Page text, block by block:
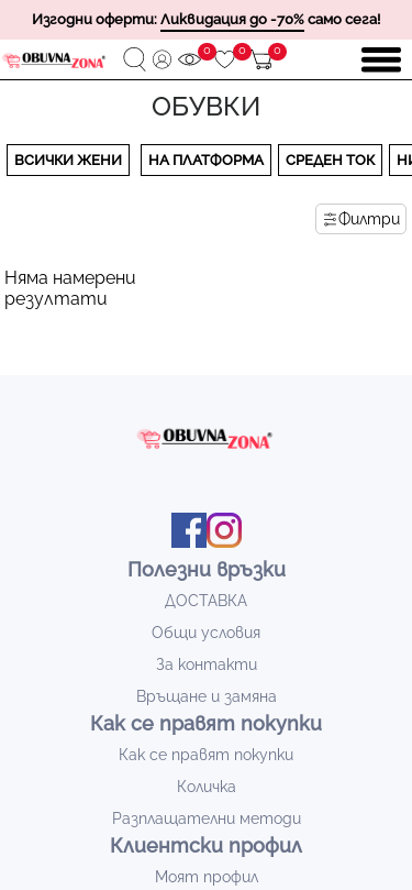
Изгодни оферти: Ликвидация до -70% само сега!
0 0 0
ОБУВКИ
ВСИЧКИ ЖЕНИ НА ПЛАТФОРМА СРЕДЕН ТОК
Филтри
Няма намерени
резултати
Полезни връзки
ДОСТАВКА
Общи условия
За контакти
Връщане и замяна
Как се правят покупки
Как се правят покупки
Количка
Разплащателни методи
Клиентски профил
Моят профил